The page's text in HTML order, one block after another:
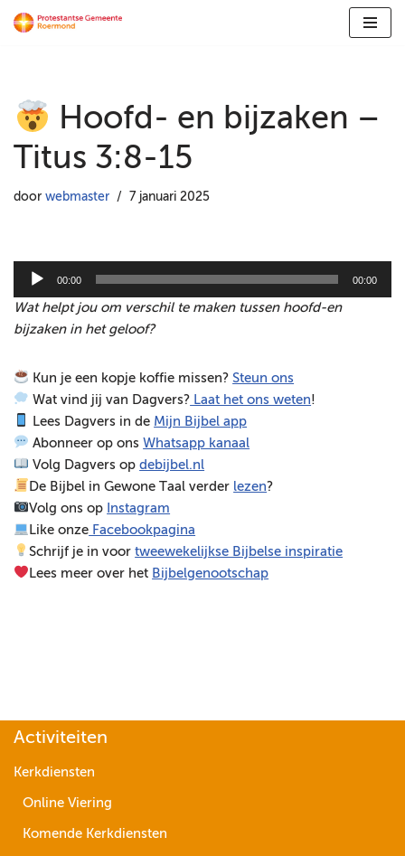
inhoud
Hoofd- en bijzaken –
Titus 3:8-15
door webmaster 7 januari 2025
d
i
s
p
e
l
e
r
00:00 00:00
Wat helpt jou om verschil te maken tussen hoofd-en
bijzaken in het geloof?
Kun je een kopje koffie missen?Steun ons
Wat vind jij van Dagvers? Laat het ons weten!
Lees Dagvers in de Mijn Bijbel app
Abonneer op onsWhatsapp kanaal
Volg Dagvers opdebijbel.nl
De Bijbel in Gewone Taal verder lezen?
Volg ons op Instagram
Like onze Facebookpagina
Schrijf je in voortweewekelijkse Bijbelse inspiratie
Lees meer over het Bijbelgenootschap
Activiteiten
Kerkdiensten
Online Viering
Komende Kerkdiensten